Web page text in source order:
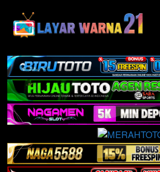
content